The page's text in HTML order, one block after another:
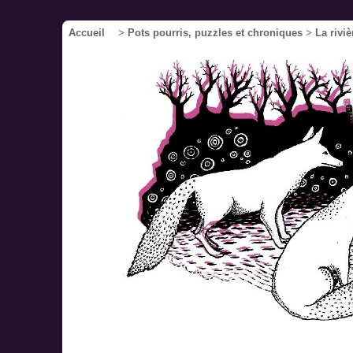
Accueil > Pots pourris, puzzles et chroniques > La